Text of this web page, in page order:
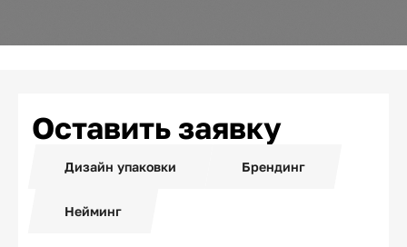
Оставить заявку
Дизайн упаковки Брендинг
Нейминг